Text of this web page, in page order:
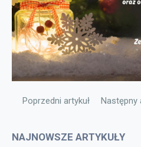
Poprzedni artykuł: FERIE Z
Poprzedni artykuł Następny
Następny
NAJNOWSZE ARTYKUŁY